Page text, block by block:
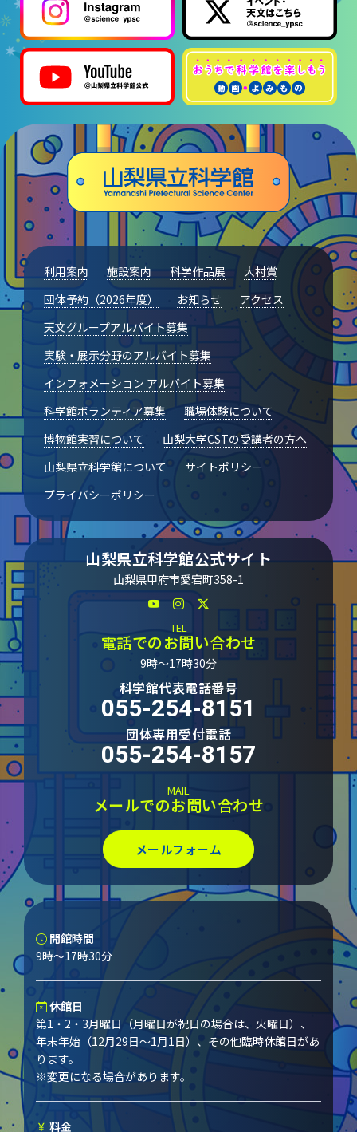
利用案内 施設案内 科学作品展
大村賞
団体予約（2026年度）
お知らせ
アクセス
天文グループアルバイト募集
実験・展示分野のアルバイト募集
インフォメーション アルバイト募集
科学館ボランティア募集
職場体験について
博物館実習について
山梨大学CSTの受講者の方へ
山梨県立科学館について
サイトポリシー
プライバシーポリシー
山梨県立科学館公式サイト
山梨県甲府市愛宕町358-1
TEL
電話でのお問い合わせ
9時～17時30分
科学館代表電話番号
055-254-8151
団体専用受付電話
055-254-8157
MAIL
メールでのお問い合わせ
メールフォーム
開館時間
9時～17時30分
休館日
第1・2・3月曜日（月曜日が祝日の場合は、火曜日）、
年末年始（12月29日～1月1日）、その他臨時休館日があ
ります。
※変更になる場合があります。
料金